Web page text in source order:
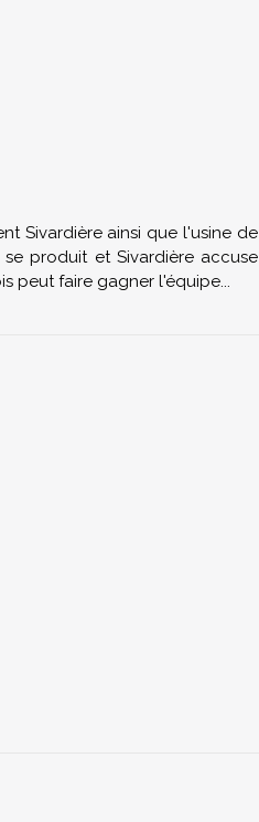
Sivardière ainsi que l'usine de
produit et Sivardière accuse
peut faire gagner l'équipe...